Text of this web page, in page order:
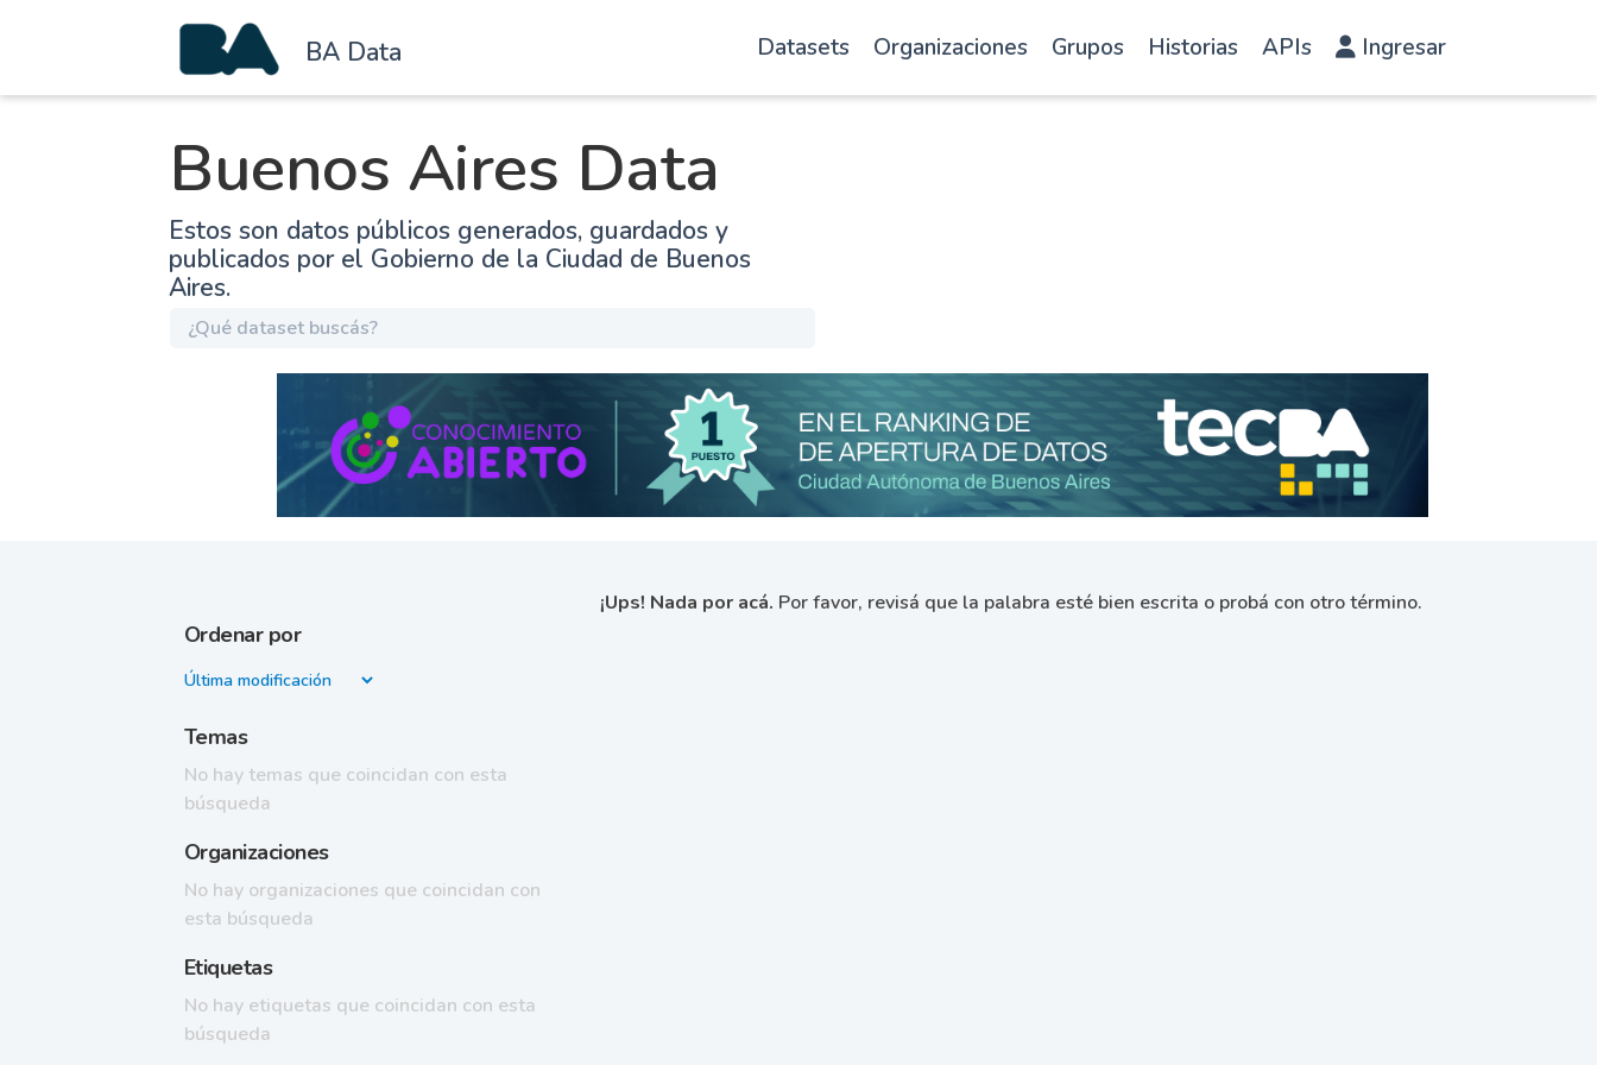
BA Data Datasets Organizaciones Grupos Historias APIs Ingresar
Buenos Aires Data
Estos son datos públicos generados, guardados y
publicados por el Gobierno de la Ciudad de Buenos
Aires.
Ordenar por
Temas
No hay temas que coincidan con esta
búsqueda
Organizaciones
No hay organizaciones que coincidan con
esta búsqueda
Etiquetas
No hay etiquetas que coincidan con esta
búsqueda
¡Ups! Nada por acá. Por favor, revisá que la palabra esté bien escrita o probá con otro término.